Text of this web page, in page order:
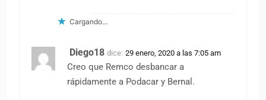
Cargando...
Diego18 dice: 29 enero, 2020 a las 7:05 am
Creo que Remco desbancar a
rápidamente a Podacar y Bernal.